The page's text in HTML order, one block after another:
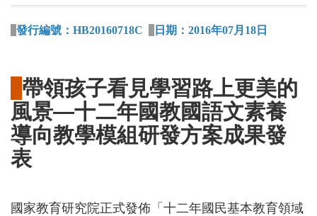
發行編號： HB20160718C 日期：2016年07月18日
帶領孩子看見學習路上更美的
風景—十二年國教國語文素養
導向教學模組研發方案成果發
表
國家教育研究院正式發佈「十二年國民基本教育領域